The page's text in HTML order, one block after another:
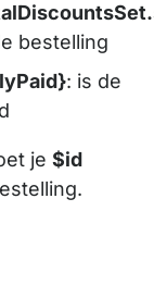
bestelling
: is de
je$id